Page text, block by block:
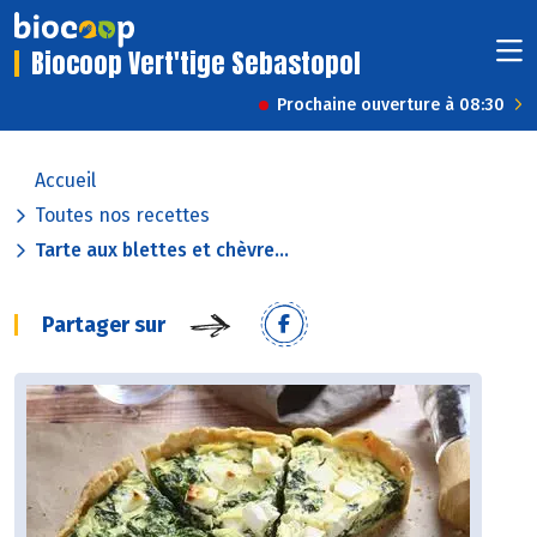
Biocoop Vert'tige Sebastopol
Prochaine ouverture à 08:30
Accueil
Toutes nos recettes
Tarte aux blettes et chèvre...
Partager sur